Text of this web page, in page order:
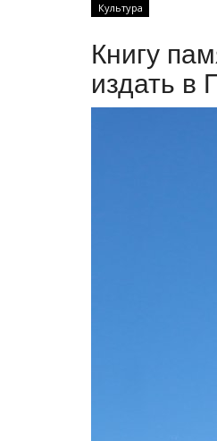
Культура
Книгу
издать в